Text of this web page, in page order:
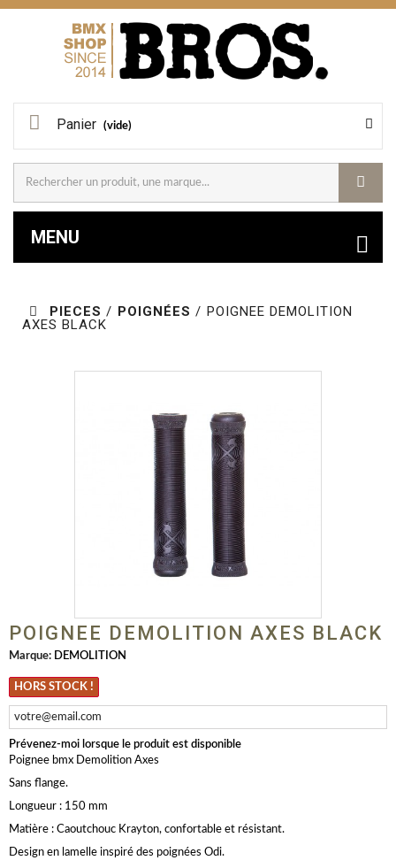
Panier (vide)
MENU
PIECES / POIGNÉES / POIGNEE DEMOLITION
AXES BLACK
POIGNEE DEMOLITION AXES BLACK
Marque: DEMOLITION
HORS STOCK !
Prévenez-moi lorsque le produit est disponible
Poignee bmx Demolition Axes
Sans flange.
Longueur : 150 mm
Matière : Caoutchouc Krayton, confortable et résistant.
Design en lamelle inspiré des poignées Odi.